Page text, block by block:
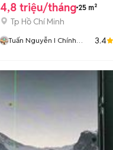
4,8 triệu/tháng 25 m²
Tp Hồ Chí Minh
Tuấn Nguyễn I Chính
3.4